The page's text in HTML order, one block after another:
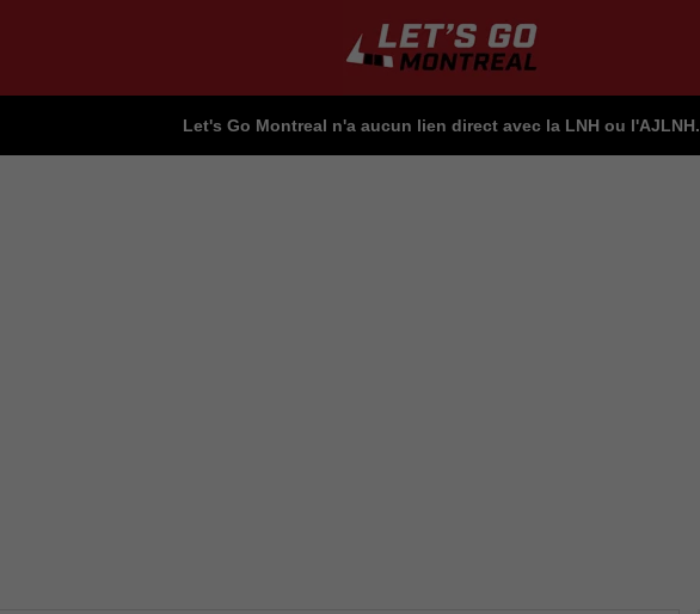
Let's Go Montreal n'a aucun lien direct avec la LNH ou l'AJLNH.